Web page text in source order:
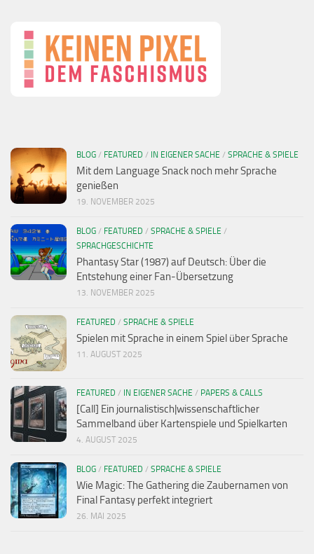
BLOG / FEATURED / IN EIGENER SACHE / SPRACHE & SPIELE
Mit dem Language Snack noch mehr Sprache
genießen
19. NOVEMBER 2025
BLOG / FEATURED / SPRACHE & SPIELE /
SPRACHGESCHICHTE
Phantasy Star (1987) auf Deutsch: Über die
Entstehung einer Fan-Übersetzung
13. NOVEMBER 2025
FEATURED / SPRACHE & SPIELE
Spielen mit Sprache in einem Spiel über Sprache
11. AUGUST 2025
FEATURED / IN EIGENER SACHE / PAPERS & CALLS
[Call] Ein journalistisch|wissenschaftlicher
Sammelband über Kartenspiele und Spielkarten
4. AUGUST 2025
BLOG / FEATURED / SPRACHE & SPIELE
Wie Magic: The Gathering die Zaubernamen von
Final Fantasy perfekt integriert
26. MAI 2025